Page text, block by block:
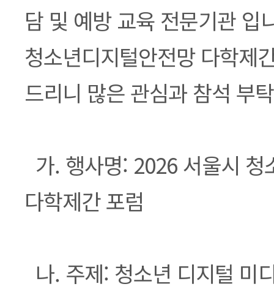
담 및 예방 교육 전문기관 입
청소년디지털안전망 다학제
드리니 많은 관심과 참석 부
가. 행사명: 2026 서울시 청
다학제간 포럼
나. 주제: 청소년 디지털 미